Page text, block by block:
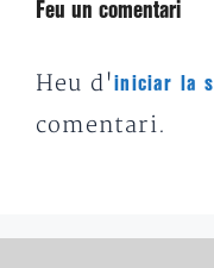
Feu un comentari
Heu d'iniciar la
comentari.